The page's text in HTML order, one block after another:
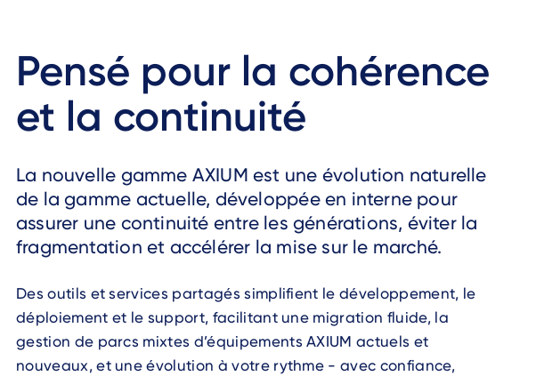
Pensé pour la cohérence
et la continuité
La nouvelle gamme AXIUM est une évolution naturelle
de la gamme actuelle, développée en interne pour
assurer une continuité entre les générations, éviter la
fragmentation et accélérer la mise sur le marché.
Des outils et services partagés simplifient le développement, le
déploiement et le support, facilitant une migration fluide, la
gestion de parcs mixtes d’équipements AXIUM actuels et
nouveaux, et une évolution à votre rythme - avec confiance,